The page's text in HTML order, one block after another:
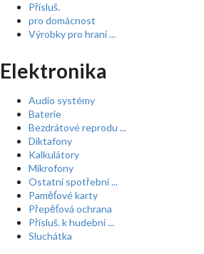
Přísluš.
pro domácnost
Výrobky pro hraní ...
Elektronika
Audio systémy
Baterie
Bezdrátové reprodu ...
Diktafony
Kalkulátory
Mikrofony
Ostatní spotřební ...
Paměťové karty
Přepěťová ochrana
Přísluš. k hudební ...
Sluchátka